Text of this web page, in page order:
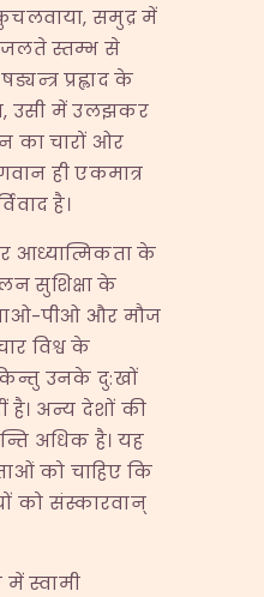
समुद्र में
स्तम्भ से
प्रह्लाद के
उसी में उलझकर
का चारों ओर
ही एकमात्र
है।
आध्यात्मिकता के
सुशिक्षा के
पीओ और मौज
विश्व के
उनके दु:खों
है। अन्य देशों की
अधिक है। यह
को चाहिए कि
को संस्कारवान्
में स्वामी